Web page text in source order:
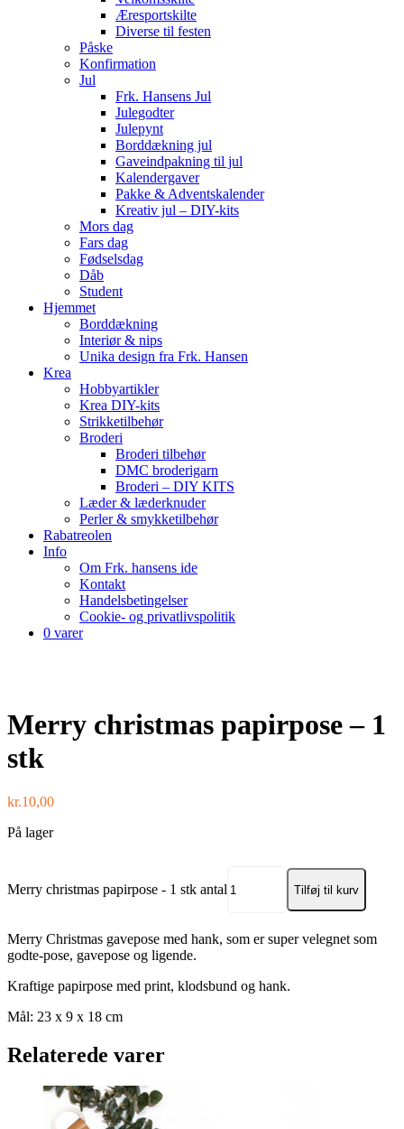
Æresportskilte
Diverse til festen
Påske
Konfirmation
Jul
Frk. Hansens Jul
Julegodter
Julepynt
Borddækning jul
Gaveindpakning til jul
Kalendergaver
Pakke & Adventskalender
Kreativ jul – DIY-kits
Mors dag
Fars dag
Fødselsdag
Dåb
Student
Hjemmet
Borddækning
Interiør & nips
Unika design fra Frk. Hansen
Krea
Hobbyartikler
Krea DIY-kits
Strikketilbehør
Broderi
Broderi tilbehør
DMC broderigarn
Broderi – DIY KITS
Læder & læderknuder
Perler & smykketilbehør
Rabatreolen
Info
Om Frk. hansens ide
Kontakt
Handelsbetingelser
Cookie- og privatlivspolitik
0 varer
Merry christmas papirpose – 1
stk
kr.10,00
På lager
Merry christmas papirpose - 1 stk antal Tilføj til kurv
Merry Christmas gavepose med hank, som er super velegnet som
godte-pose, gavepose og ligende.
Kraftige papirpose med print, klodsbund og hank.
Mål: 23 x 9 x 18 cm
Relaterede varer